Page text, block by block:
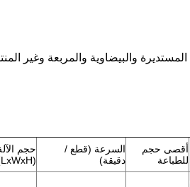
والبيضاوية والمربعة وغير
أقصى حجم
للطباعة
السرعة (قطع /
دقيقة)
حجم
(LxWxH)